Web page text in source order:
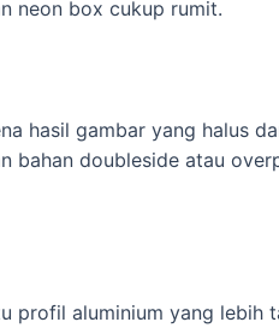
neon box cukup rumit.
hasil gambar yang halus
bahan doubleside atau
profil aluminium yang lebih